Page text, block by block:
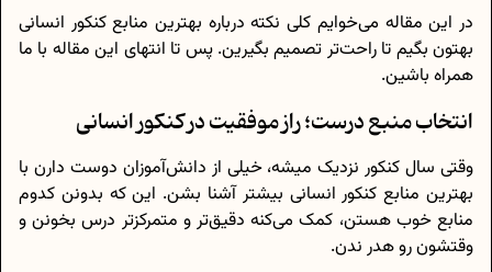
در این مقاله می‌خوایم کلی نکته درباره بهترین منابع کنکور انسانی
بهتون بگیم تا راحت‌تر تصمیم بگیرین. پس تا انتهای این مقاله با ما
همراه باشین.
انتخاب منبع درست؛ راز موفقیت در کنکور انسانی
وقتی سال کنکور نزدیک میشه، خیلی از دانش‌آموزان دوست دارن با
بهترین منابع کنکور انسانی بیشتر آشنا بشن. این که بدونن کدوم
منابع خوب هستن، کمک می‌کنه دقیق‌تر و متمرکزتر درس بخونن و
وقتشون رو هدر ندن.